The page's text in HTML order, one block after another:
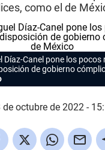
como el de
Díaz-Canel pone los pocos
de gobierno
de octubre de 2022 -